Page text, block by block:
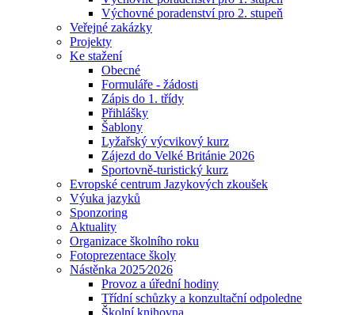
Výchovné poradenství pro 2. stupeň
Veřejné zakázky
Projekty
Ke stažení
Obecné
Formuláře - žádosti
Zápis do 1. třídy
Přihlášky
Šablony
Lyžařský výcvikový kurz
Zájezd do Velké Británie 2026
Sportovně-turistický kurz
Evropské centrum Jazykových zkoušek
Výuka jazyků
Sponzoring
Aktuality
Organizace školního roku
Fotoprezentace školy
Nástěnka 2025⁄2026
Provoz a úřední hodiny
Třídní schůzky a konzultační odpoledne
Školní knihovna